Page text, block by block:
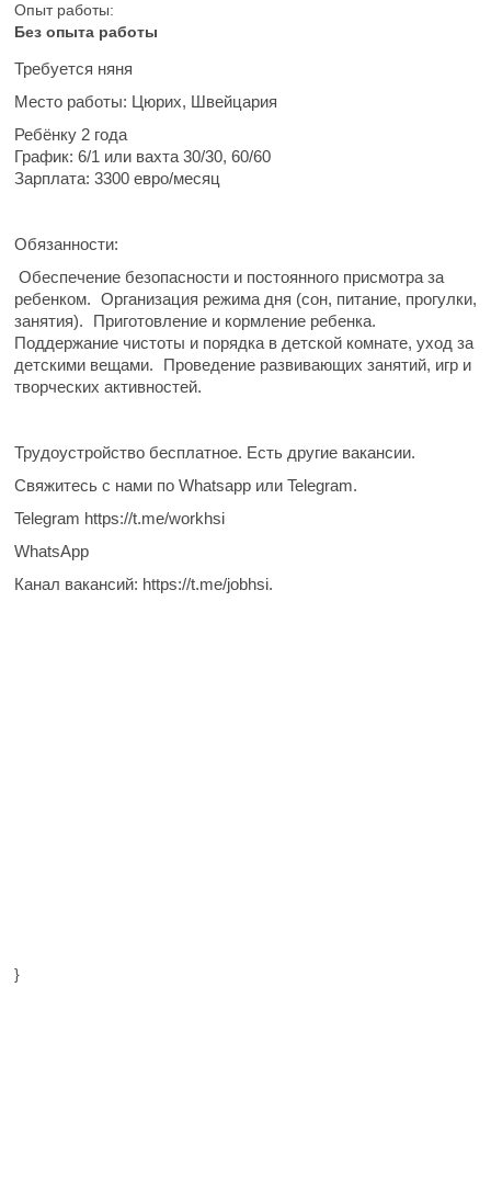
Опыт работы:
Без опыта работы
Требуется няня
Место работы: Цюрих, Швейцария
Ребёнку 2 года
График: 6/1 или вахта 30/30, 60/60
Зарплата: 3300 евро/месяц
Обязанности:
Обеспечение безопасности и постоянного присмотра за
ребенком. Организация режима дня (сон, питание, прогулки,
занятия).
Приготовление и кормление ребенка.
Поддержание чистоты и порядка в детской комнате, уход за
детскими вещами.
Проведение развивающих занятий, игр и
творческих активностей.
Трудоустройство бесплатное. Есть другие вакансии.
Свяжитесь с нами по Whatsapp или Telegram.
Telegram https://t.me/workhsi
WhatsApp
Канал вакансий: https://t.me/jobhsi.
}